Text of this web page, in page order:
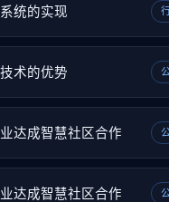
统的实现
术的优势
达成智慧社区合作
达成智慧社区合作